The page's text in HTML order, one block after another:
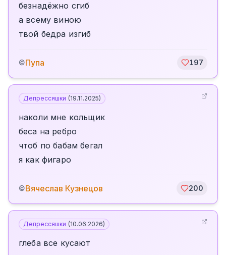
безнадёжно сгиб
а всему виною
твой бедра изгиб
©Пупа 197
Депрессяшки (19.11.2025)
наколи мне кольщик
беса на ребро
чтоб по бабам бегал
я как фигаро
©Вячеслав Кузнецов 200
Депрессяшки (10.06.2026)
глеба все кусают